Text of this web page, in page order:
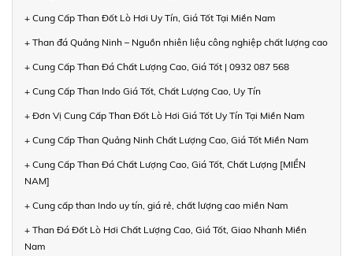
+ Cung Cấp Than Đốt Lò Hơi Uy Tín, Giá Tốt Tại Miền Nam
+ Than đá Quảng Ninh – Nguồn nhiên liệu công nghiệp chất lượng cao
+ Cung Cấp Than Đá Chất Lượng Cao, Giá Tốt | 0932 087 568
+ Cung Cấp Than Indo Giá Tốt, Chất Lượng Cao, Uy Tín
+ Đơn Vị Cung Cấp Than Đốt Lò Hơi Giá Tốt Uy Tín Tại Miền Nam
+ Cung Cấp Than Quảng Ninh Chất Lượng Cao, Giá Tốt Miền Nam
+ Cung Cấp Than Đá Chất Lượng Cao, Giá Tốt, Chất Lượng [MIỀN
NAM]
+ Cung cấp than Indo uy tín, giá rẻ, chất lượng cao miền Nam
+ Than Đá Đốt Lò Hơi Chất Lượng Cao, Giá Tốt, Giao Nhanh Miền
Nam